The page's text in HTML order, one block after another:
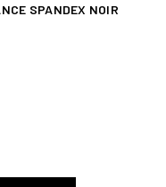
SPANDEX NOIR